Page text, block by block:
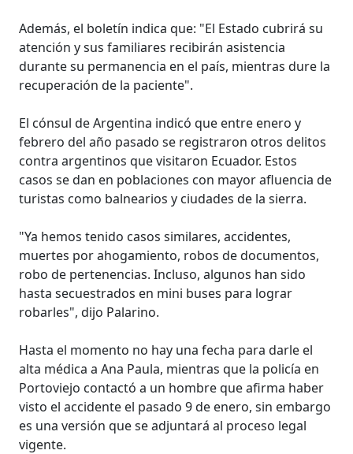
Además, el boletín indica que: "El Estado cubrirá su
atención y sus familiares recibirán asistencia
durante su permanencia en el país, mientras dure la
recuperación de la paciente".
El cónsul de Argentina indicó que entre enero y
febrero del año pasado se registraron otros delitos
contra argentinos que visitaron Ecuador. Estos
casos se dan en poblaciones con mayor afluencia de
turistas como balnearios y ciudades de la sierra.
"Ya hemos tenido casos similares, accidentes,
muertes por ahogamiento, robos de documentos,
robo de pertenencias. Incluso, algunos han sido
hasta secuestrados en mini buses para lograr
robarles", dijo Palarino.
Hasta el momento no hay una fecha para darle el
alta médica a Ana Paula, mientras que la policía en
Portoviejo contactó a un hombre que afirma haber
visto el accidente el pasado 9 de enero, sin embargo
es una versión que se adjuntará al proceso legal
vigente.